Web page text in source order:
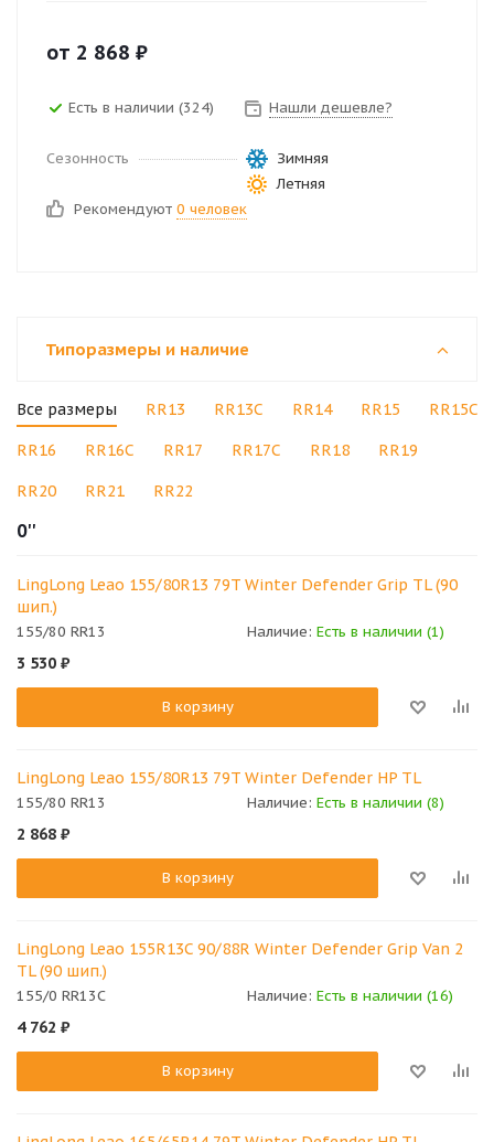
от 2 868 ₽
Есть в наличии (324) Нашли дешевле?
Сезонность
Зимняя
Летняя
Рекомендуют 0 человек
Типоразмеры и наличие
Все размеры RR13 RR13C RR14 RR15 RR15C
RR16 RR16C RR17 RR17C RR18 RR19
RR20 RR21 RR22
0''
LingLong Leao 155/80R13 79T Winter Defender Grip TL (90
шип.)
155/80 RR13 Наличие: Есть в наличии (1)
3 530 ₽
В корзину
LingLong Leao 155/80R13 79T Winter Defender HP TL
155/80 RR13 Наличие: Есть в наличии (8)
2 868 ₽
В корзину
LingLong Leao 155R13C 90/88R Winter Defender Grip Van 2
TL (90 шип.)
155/0 RR13C Наличие: Есть в наличии (16)
4 762 ₽
В корзину